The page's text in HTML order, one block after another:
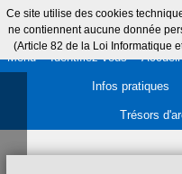
Ce site utilise des cookies
ne contiennent aucune donnée
(Article 82 de la Loi Informatique
Menu Identifiez-vous Accueil
Infos pratiques
Trésors